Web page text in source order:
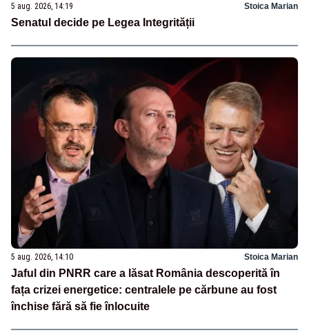
5 aug. 2026, 14:19 Stoica Marian
Senatul decide pe Legea Integrității
5 aug. 2026, 14:10 Stoica Marian
Jaful din PNRR care a lăsat România descoperită în
fața crizei energetice: centralele pe cărbune au fost
închise fără să fie înlocuite